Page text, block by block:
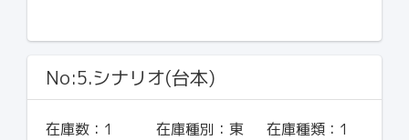
No:5.シナリオ(台本)
在庫数： 1 在庫種別： 東
在庫種類： 1